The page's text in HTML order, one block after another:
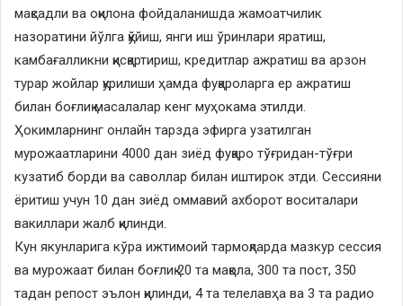
мақсадли ва оқилона фойдаланишда жамоатчилик
назоратини йўлга қўйиш, янги иш ўринлари яратиш,
камбағалликни қисқартириш, кредитлар ажратиш ва арзон
турар жойлар қурилиши ҳамда фуқароларга ер ажратиш
билан боғлиқ масалалар кенг муҳокама этилди.
Ҳокимларнинг онлайн тарзда эфирга узатилган
мурожаатларини 4000 дан зиёд фуқаро тўғридан-тўғри
кузатиб борди ва саволлар билан иштирок этди. Сессияни
ёритиш учун 10 дан зиёд оммавий ахборот воситалари
вакиллари жалб қилинди.
Кун якунларига кўра ижтимоий тармоқларда мазкур сессия
ва мурожаат билан боғлиқ 20 та мақола, 300 та пост, 350
тадан репост эълон қилинди, 4 та телелавҳа ва 3 та радио